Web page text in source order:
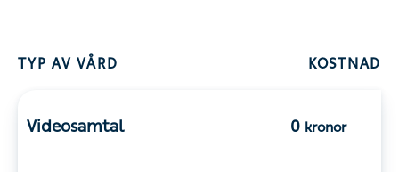
TYP AV VÅRD KOSTNAD
Videosamtal 0 kronor